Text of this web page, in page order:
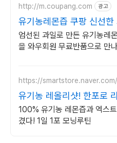
http://m.coupang.com 광고
유기농레몬즙 쿠팡 신선한
한 잔
엄선된 과일로 만든 유기농레
을 와우회원 무료반품으로 만
https://
유기농 레올리샷! 한포로 리
100% 유기농 레몬즙과 엑스
겼다! 1일 1포 모닝루틴